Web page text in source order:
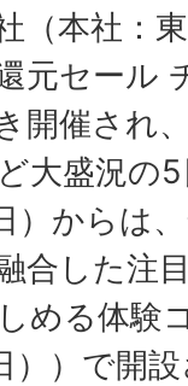
（本社：
元セール
開催され
大盛況の
）からは
合した注
める体験
））で開